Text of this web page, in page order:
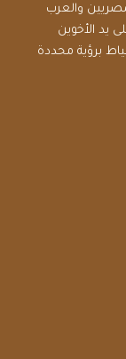
والعرب
يد الأخوين
برؤية محددة